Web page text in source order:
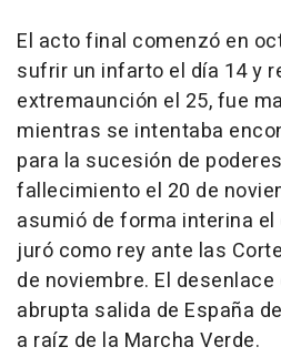
El acto final comenzó en
sufrir un infarto el día 14 y
extremaunción el 25, fue
mientras se intentaba
para la sucesión de
fallecimiento el 20 de
asumió de forma interina
juró como rey ante las
de noviembre. El
abrupta salida de España
a raíz de la Marcha Verde.